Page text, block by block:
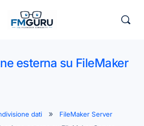
esterna su FileMaker
dati
FileMaker Server